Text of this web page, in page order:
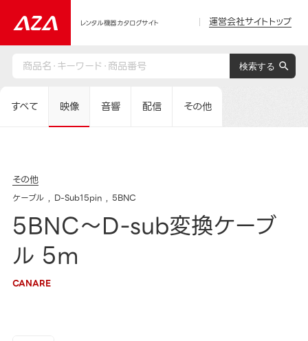
レンタル機器カタログサイト 運営会社サイトトップ
すべて 映像 音響 配信 その他
その他
ケーブル D-Sub15pin 5BNC
5BNC～D-sub変換ケーブ
ル 5m
CANARE